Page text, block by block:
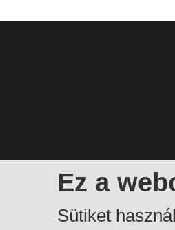
Ez a
Sütiket